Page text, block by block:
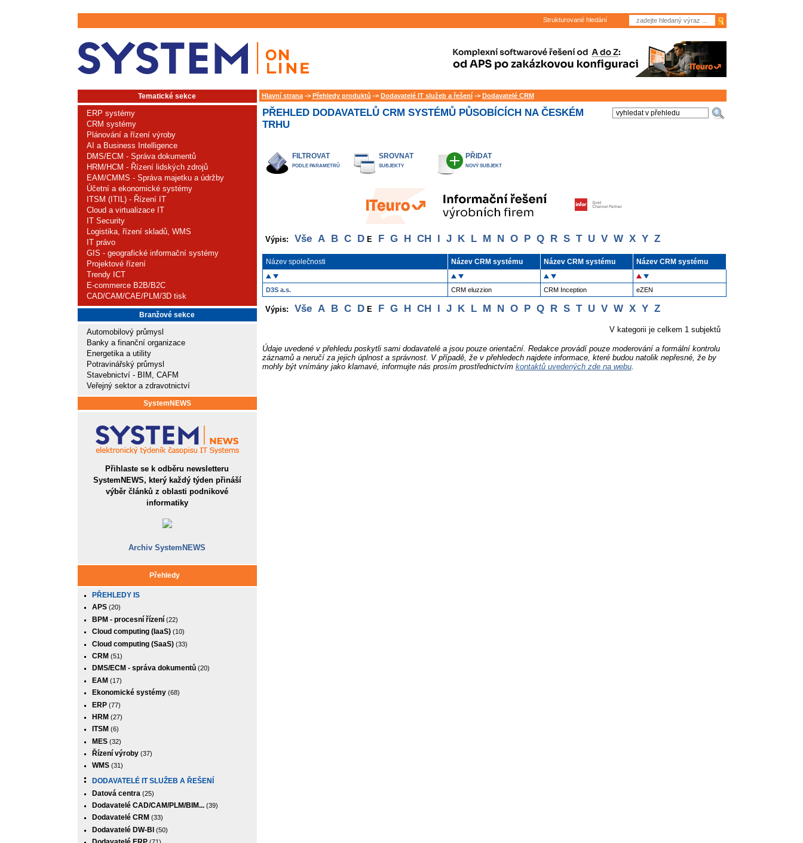
Strukturované hledání
Tematické sekce
ERP systémy
CRM systémy
Plánování a řízení výroby
AI a Business Intelligence
DMS/ECM - Správa dokumentů
HRM/HCM - Řízení lidských zdrojů
EAM/CMMS - Správa majetku a údržby
Účetní a ekonomické systémy
ITSM (ITIL) - Řízení IT
Cloud a virtualizace IT
IT Security
Logistika, řízení skladů, WMS
IT právo
GIS - geografické informační systémy
Projektové řízení
Trendy ICT
E-commerce B2B/B2C
CAD/CAM/CAE/PLM/3D tisk
Branžové sekce
Automobilový průmysl
Banky a finanční organizace
Energetika a utility
Potravinářský průmysl
Stavebnictví - BIM, CAFM
Veřejný sektor a zdravotnictví
SystemNEWS
Přihlaste se k odběru newsletteru
SystemNEWS, který každý týden přináší
výběr článků z oblasti podnikové
informatiky
Archiv SystemNEWS
Přehledy
PŘEHLEDY IS
APS(20)
BPM - procesní řízení(22)
Cloud computing (IaaS)(10)
Cloud computing (SaaS)(33)
CRM (51)
DMS/ECM - správa dokumentů(20)
EAM (17)
Ekonomické systémy(68)
ERP(77)
HRM (27)
ITSM (6)
MES(32)
Řízení výroby(37)
WMS(31)
DODAVATELÉ IT SLUŽEB A ŘEŠENÍ
Datová centra (25)
Dodavatelé CAD/CAM/PLM/BIM...(39)
Dodavatelé CRM (33)
Dodavatelé DW-BI (50)
Hlavní strana-> Přehledy produktů -> Dodavatelé IT služeb a řešení-> Dodavatelé CRM
PŘEHLED DODAVATELŮ CRM SYSTÉMŮ PŮSOBÍCÍCH NA ČESKÉM
TRHU
FILTROVAT
PODLE PARAMETRŮ
SROVNAT
SUBJEKTY
PŘIDAT
NOVÝ SUBJEKT
Výpis: Vše A B C DE F G H CH I J K L M N O P Q R S T U V W X Y Z
Název společnosti Název CRM systému Název CRM systému Název CRM systému
D3S a.s. CRM eluzzion CRM Inception eZEN
Výpis: Vše A B C DE F G H CH I J K L M N O P Q R S T U V W X Y Z
V kategorii je celkem 1 subjektů
Údaje uvedené v přehledu poskytli sami dodavatelé a jsou pouze orientační. Redakce provádí pouze moderování a formální kontrolu
záznamů a neručí za jejich úplnost a správnost. V případě, že v přehledech najdete informace, které budou natolik nepřesné, že by
mohly být vnímány jako klamavé, informujte nás prosím prostřednictvím kontaktů uvedených zde na webu.